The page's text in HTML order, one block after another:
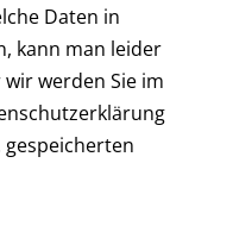
Daten in
kann man leider
werden Sie im